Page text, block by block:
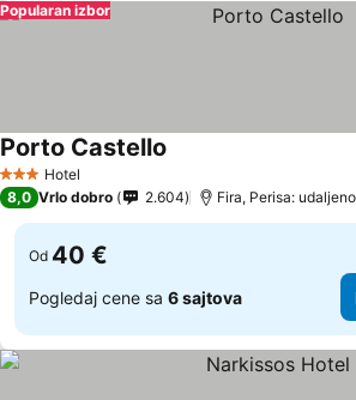
Popularan izbor
3 Zvezdice
Hotel
Porto Castello
8,0 Vrlo dobro 2.604 Fira, Perisa:
Od 40 €
Pogledaj cene sa 6 sajtova